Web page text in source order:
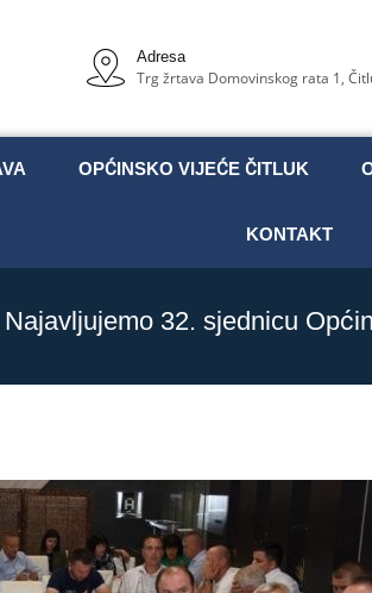
Adresa
Trg žrtava Domovinskog rata 1,
OPĆINSKO VIJEĆE ČITLUK
KONTAKT
Najavljujemo 32. sjednicu